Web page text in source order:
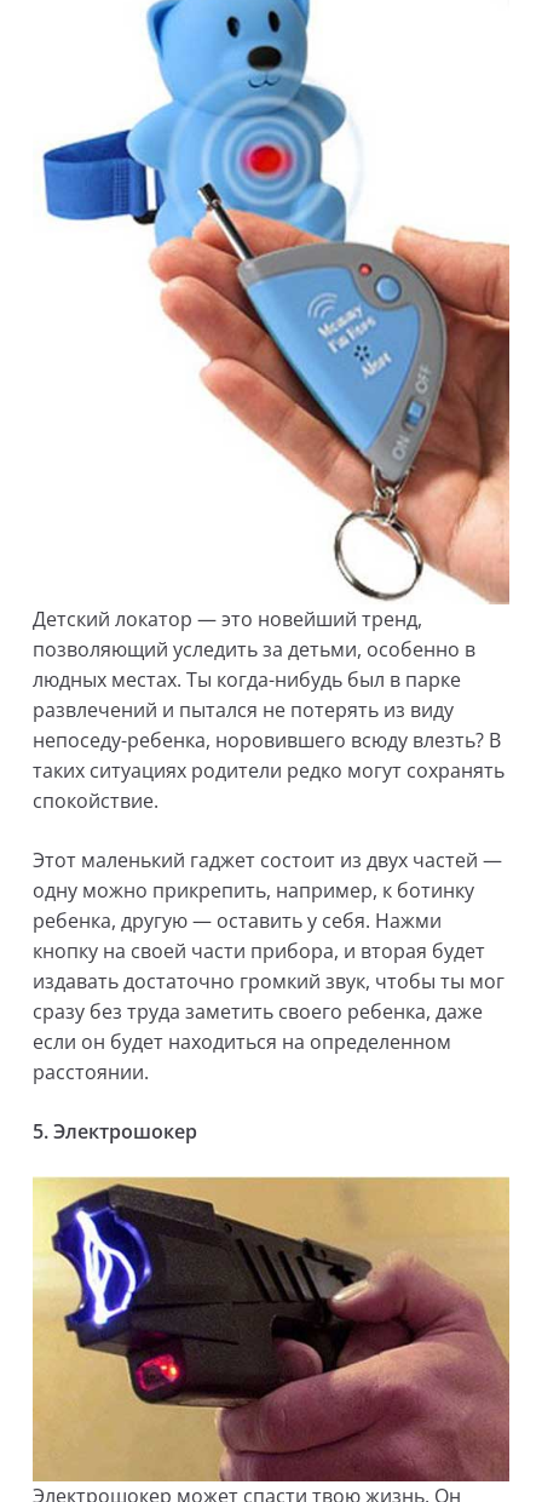
Детский локатор — это новейший тренд,
позволяющий уследить за детьми, особенно в
людных местах. Ты когда-нибудь был в парке
развлечений и пытался не потерять из виду
непоседу-ребенка, норовившего всюду влезть? В
таких ситуациях родители редко могут сохранять
спокойствие.
Этот маленький гаджет состоит из двух частей —
одну можно прикрепить, например, к ботинку
ребенка, другую — оставить у себя. Нажми
кнопку на своей части прибора, и вторая будет
издавать достаточно громкий звук, чтобы ты мог
сразу без труда заметить своего ребенка, даже
если он будет находиться на определенном
расстоянии.
5.Электрошокер
Электрошокер может спасти твою жизнь. Он